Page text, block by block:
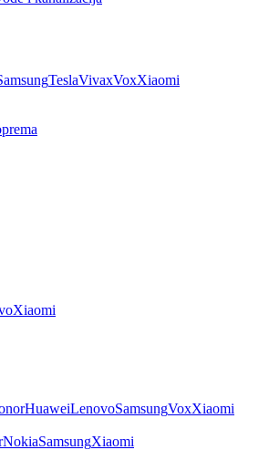
TeslaVivaxVoxXiaomi
Xiaomi
HuaweiLenovoSamsungVoxXiaomi
NokiaSamsungXiaomi